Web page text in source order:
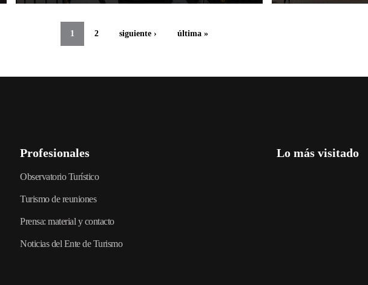
1 2 siguiente › última »
Profesionales
Observatorio Turístico
Turismo de reuniones
Prensa: material y contacto
Noticias del Ente de Turismo
Lo más visitado